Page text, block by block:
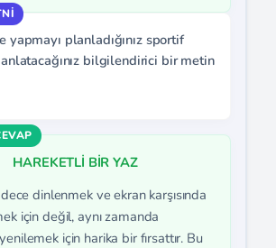
yapmayı planladığınız sportif
bilgilendirici bir metin
HAREKETLİ BİR YAZ
dinlenmek ve ekran karşısında
için değil, aynı zamanda
için harika bir fırsattır. Bu